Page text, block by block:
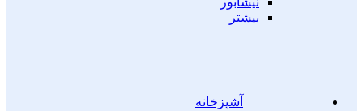
بیشتر
آشپزخانه